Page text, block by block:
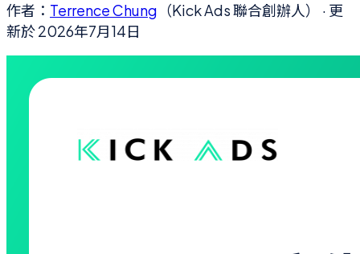
作者： Terrence Chung （Kick Ads 聯合創辦人）
· 更
新於2026年7月14日